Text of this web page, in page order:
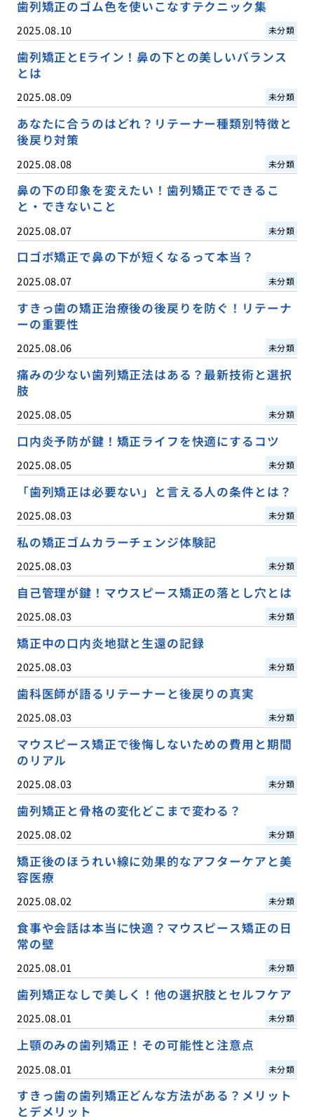
歯列矯正のゴム色を使いこなすテクニック集
2025.08.10 未分類
歯列矯正とEライン！鼻の下との美しいバランス
とは
2025.08.09 未分類
あなたに合うのはどれ？リテーナー種類別特徴と
後戻り対策
2025.08.08 未分類
鼻の下の印象を変えたい！歯列矯正でできるこ
と・できないこと
2025.08.07 未分類
口ゴボ矯正で鼻の下が短くなるって本当？
2025.08.07 未分類
すきっ歯の矯正治療後の後戻りを防ぐ！リテーナ
ーの重要性
2025.08.06 未分類
痛みの少ない歯列矯正法はある？最新技術と選択
肢
2025.08.05 未分類
口内炎予防が鍵！矯正ライフを快適にするコツ
2025.08.05 未分類
「歯列矯正は必要ない」と言える人の条件とは？
2025.08.03 未分類
私の矯正ゴムカラーチェンジ体験記
2025.08.03 未分類
自己管理が鍵！マウスピース矯正の落とし穴とは
2025.08.03 未分類
矯正中の口内炎地獄と生還の記録
2025.08.03 未分類
歯科医師が語るリテーナーと後戻りの真実
2025.08.03 未分類
マウスピース矯正で後悔しないための費用と期間
のリアル
2025.08.03 未分類
歯列矯正と骨格の変化どこまで変わる？
2025.08.02 未分類
矯正後のほうれい線に効果的なアフターケアと美
容医療
2025.08.02 未分類
食事や会話は本当に快適？マウスピース矯正の日
常の壁
2025.08.01 未分類
歯列矯正なしで美しく！他の選択肢とセルフケア
2025.08.01 未分類
上顎のみの歯列矯正！その可能性と注意点
2025.08.01 未分類
すきっ歯の歯列矯正どんな方法がある？メリット
とデメリット